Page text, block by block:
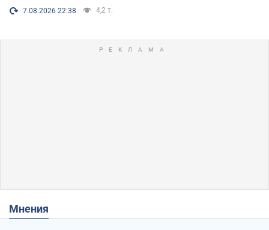
7.08.2026 22:38 4,2 т.
Мнения